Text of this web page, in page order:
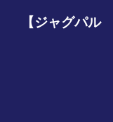
【ジャグパ